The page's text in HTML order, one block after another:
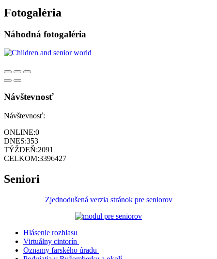
Fotogaléria
Náhodná fotogaléria
Návštevnosť
Návštevnosť:
ONLINE:0
DNES:353
TÝŽDEŇ:2091
CELKOM:3396427
Seniori
Zjednodušená verzia stránok pre seniorov
Hlásenie rozhlasu
Virtuálny cintorín
Oznamy farského úradu